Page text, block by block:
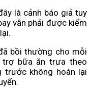
là cảnh báo giả tuy
vẫn phải được kiểm
bồi thường cho mỗi
trợ bữa ăn trưa theo
trước không hoàn lại